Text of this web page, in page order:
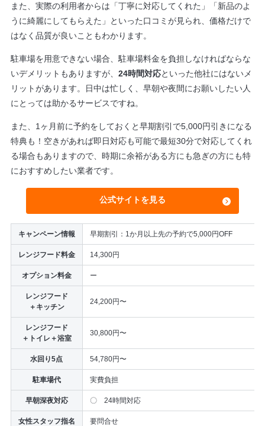
また、実際の利用者からは「丁寧に対応してくれた」「新品のよ
うに綺麗にしてもらえた」といった口コミが見られ、価格だけで
はなく品質が良いこともわかります。
駐車場を用意できない場合、駐車場料金を負担しなければならな
いデメリットもありますが、 24時間対応といった他社にはないメ
リットがあります。日中は忙しく、早朝や夜間にお願いしたい人
にとっては助かるサービスですね。
また、1ヶ月前に予約をしておくと早期割引で5,000円引きになる
特典も！空きがあれば即日対応も可能で最短30分で対応してくれ
る場合もありますので、時期に余裕がある方にも急ぎの方にも特
におすすめしたい業者です。
公式サイトを見る
キャンペーン情報 早期割引：1か月以上先の予約で5,000円OFF
レンジフード料金 14,300円
オプション料金 ー
レンジフード
＋キッチン
24,200円〜
レンジフード
＋トイレ＋浴室
30,800円〜
水回り5点 54,780円〜
駐車場代 実費負担
早朝深夜対応 〇 24時間対応
女性スタッフ指名 要問合せ